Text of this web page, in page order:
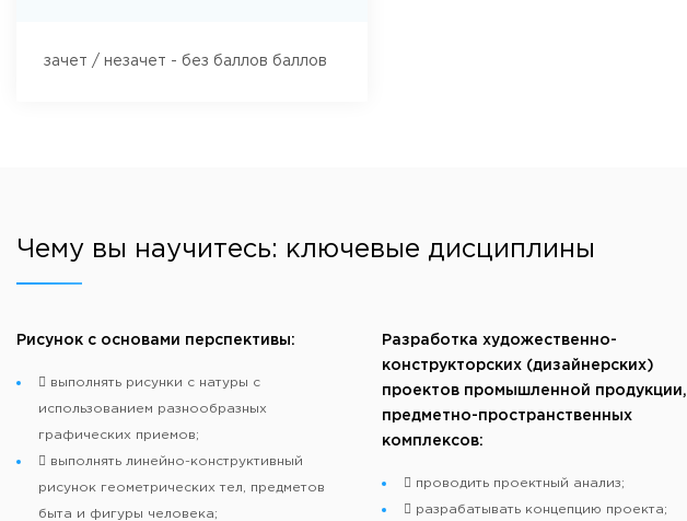
зачет / незачет - без баллов баллов
Чему вы научитесь: ключевые дисциплины
Рисунок с основами перспективы:
 выполнять рисунки с натуры с
использованием разнообразных
графических приемов;
 выполнять линейно-конструктивный
рисунок геометрических тел, предметов
быта и фигуры человека;
Разработка художественно-
конструкторских (дизайнерских)
проектов промышленной продукции,
предметно-пространственных
комплексов:
 проводить проектный анализ;
 разрабатывать концепцию проекта;